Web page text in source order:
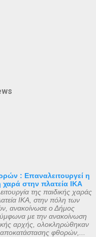
: Επαναλειτουργεί η
χαρά στην πλατεία ΙΚΑ
της παιδικής χαράς
ΙΚΑ, στην πόλη των
ανακοίνωσε ο Δήμος
με την ανακοίνωση
αρχής, ολοκληρώθηκαν
αποκατάστασης φθορών,...